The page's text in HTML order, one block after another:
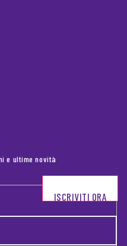
e ultime novità
ISCRIVITI ORA